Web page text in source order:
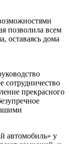
позволила всем
оставаясь дома
сотрудничество
прекрасного
автомобиль» у